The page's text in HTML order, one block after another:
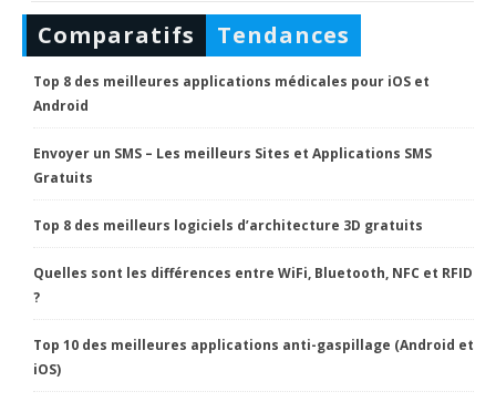
Comparatifs Tendances
Top 8 des meilleures applications médicales pour iOS et
Android
Envoyer un SMS – Les meilleurs Sites et Applications SMS
Gratuits
Top 8 des meilleurs logiciels d’architecture 3D gratuits
Quelles sont les différences entre WiFi, Bluetooth, NFC et RFID
?
Top 10 des meilleures applications anti-gaspillage (Android et
iOS)